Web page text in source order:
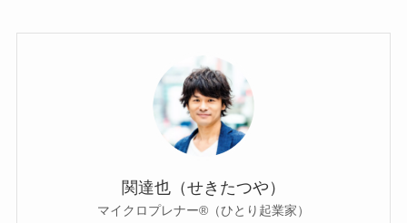
関達也（せきたつや）
マイクロプレナー®（ひとり起業家）